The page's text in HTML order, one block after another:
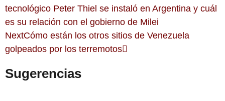
tecnológico Peter Thiel se instaló en Argentina y cuál
es su relación con el gobierno de Milei
NextCómo están los otros sitios de Venezuela
golpeados por los terremotos
Sugerencias